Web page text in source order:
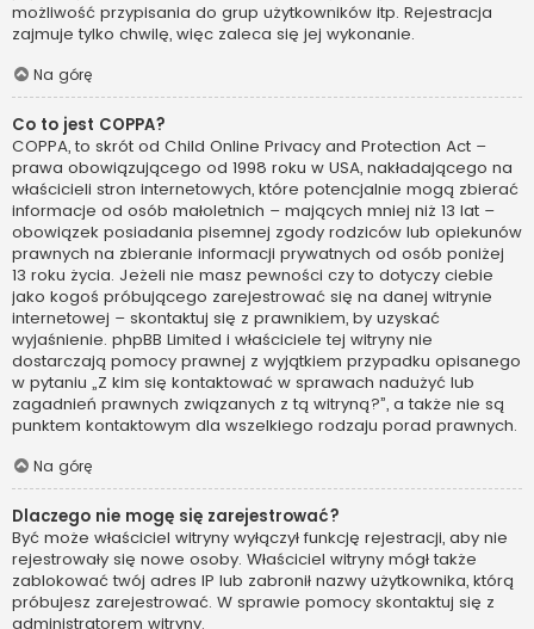
możliwość przypisania do grup użytkowników itp. Rejestracja
zajmuje tylko chwilę, więc zaleca się jej wykonanie.
Na górę
Co to jest COPPA?
COPPA, to skrót od Child Online Privacy and Protection Act –
prawa obowiązującego od 1998 roku w USA, nakładającego na
właścicieli stron internetowych, które potencjalnie mogą zbierać
informacje od osób małoletnich – mających mniej niż 13 lat –
obowiązek posiadania pisemnej zgody rodziców lub opiekunów
prawnych na zbieranie informacji prywatnych od osób poniżej
13 roku życia. Jeżeli nie masz pewności czy to dotyczy ciebie
jako kogoś próbującego zarejestrować się na danej witrynie
internetowej – skontaktuj się z prawnikiem, by uzyskać
wyjaśnienie. phpBB Limited i właściciele tej witryny nie
dostarczają pomocy prawnej z wyjątkiem przypadku opisanego
w pytaniu „Z kim się kontaktować w sprawach nadużyć lub
zagadnień prawnych związanych z tą witryną?”, a także nie są
punktem kontaktowym dla wszelkiego rodzaju porad prawnych.
Na górę
Dlaczego nie mogę się zarejestrować?
Być może właściciel witryny wyłączył funkcję rejestracji, aby nie
rejestrowały się nowe osoby. Właściciel witryny mógł także
zablokować twój adres IP lub zabronił nazwy użytkownika, którą
próbujesz zarejestrować. W sprawie pomocy skontaktuj się z
administratorem witryny.